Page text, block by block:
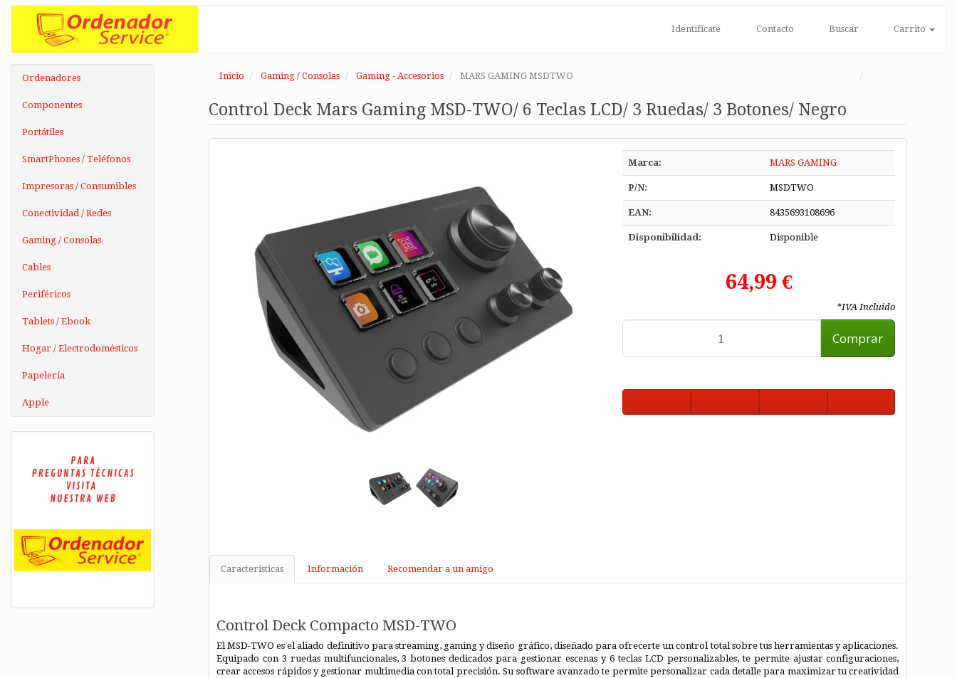
Identifícate Contacto Buscar Carrito
Ordenadores
Componentes
Portátiles
SmartPhones / Teléfonos
Impresoras / Consumibles
Conectividad / Redes
Gaming / Consolas
Cables
Periféricos
Tablets / Ebook
Hogar / Electrodomésticos
Papelería
Apple
Inicio Gaming / Consolas Gaming - Accesorios MARS GAMING MSDTWO
Control Deck Mars Gaming MSD-TWO/ 6 Teclas LCD/ 3 Ruedas/ 3 Botones/ Negro
Marca: MARS GAMING
P/N: MSDTWO
EAN: 8435693108696
Disponibilidad: Disponible
64,99 €
*IVA Incluido
Comprar
Características Información Recomendar a un amigo
Control Deck Compacto MSD-TWO
El MSD-TWO es el aliado definitivo para streaming, gaming y diseño gráfico, diseñado para ofrecerte un control total sobre tus herramientas y aplicaciones.
Equipado con 3 ruedas multifuncionales, 3 botones dedicados para gestionar escenas y 6 teclas LCD personalizables, te permite ajustar configuraciones,
crear accesos rápidos y gestionar multimedia con total precisión. Su software avanzado te permite personalizar cada detalle para maximizar tu creatividad